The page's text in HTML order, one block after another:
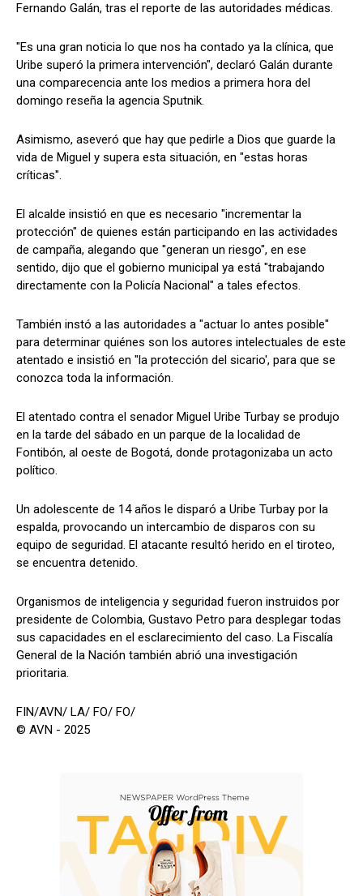
Fernando Galán, tras el reporte de las autoridades médicas.
"Es una gran noticia lo que nos ha contado ya la clínica, que
Uribe superó la primera intervención", declaró Galán durante
una comparecencia ante los medios a primera hora del
domingo reseña la agencia Sputnik.
Asimismo, aseveró que hay que pedirle a Dios que guarde la
vida de Miguel y supera esta situación, en "estas horas
críticas".
El alcalde insistió en que es necesario "incrementar la
protección" de quienes están participando en las actividades
de campaña, alegando que "generan un riesgo", en ese
sentido, dijo que el gobierno municipal ya está "trabajando
directamente con la Policía Nacional" a tales efectos.
También instó a las autoridades a "actuar lo antes posible"
para determinar quiénes son los autores intelectuales de este
atentado e insistió en "la protección del sicario', para que se
conozca toda la información.
El atentado contra el senador Miguel Uribe Turbay se produjo
en la tarde del sábado en un parque de la localidad de
Fontibón, al oeste de Bogotá, donde protagonizaba un acto
político.
Un adolescente de 14 años le disparó a Uribe Turbay por la
espalda, provocando un intercambio de disparos con su
equipo de seguridad. El atacante resultó herido en el tiroteo,
se encuentra detenido.
Organismos de inteligencia y seguridad fueron instruidos por
presidente de Colombia, Gustavo Petro para desplegar todas
sus capacidades en el esclarecimiento del caso. La Fiscalía
General de la Nación también abrió una investigación
prioritaria.
FIN/AVN/ LA/ FO/ FO/
© AVN - 2025